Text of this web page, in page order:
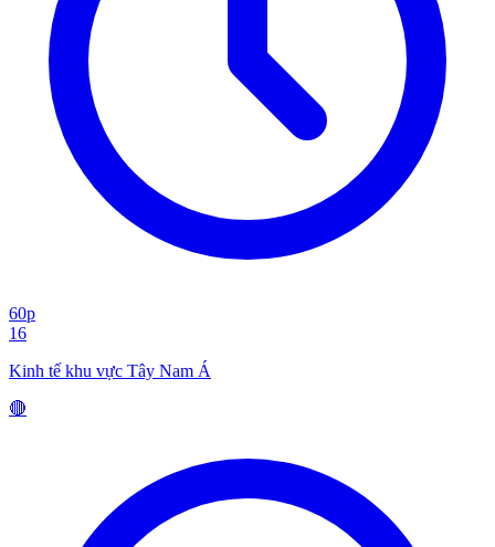
60p
16
Kinh tế khu vực Tây Nam Á
🔴